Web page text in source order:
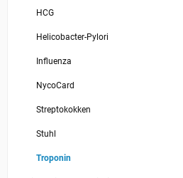
HCG
Helicobacter-Pylori
Influenza
NycoCard
Streptokokken
Stuhl
Troponin